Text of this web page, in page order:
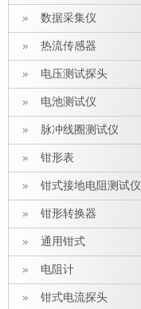
数据采集仪
热流传感器
电压测试探头
电池测试仪
脉冲线圈测试仪
钳形表
钳式接地电阻测试仪
钳形转换器
通用钳式
电阻计
钳式电流探头